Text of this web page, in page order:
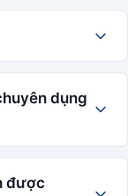
dụng
được